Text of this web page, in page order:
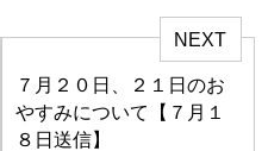
NEXT
７月２０日、２１日のお
やすみについて【７月１
８日送信】